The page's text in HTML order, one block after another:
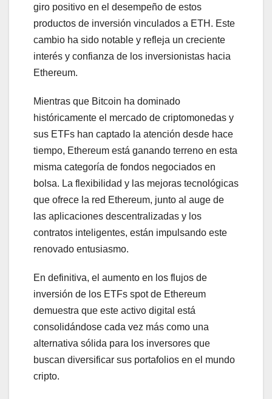
giro positivo en el desempeño de estos
productos de inversión vinculados a ETH. Este
cambio ha sido notable y refleja un creciente
interés y confianza de los inversionistas hacia
Ethereum.
Mientras que Bitcoin ha dominado
históricamente el mercado de criptomonedas y
sus ETFs han captado la atención desde hace
tiempo, Ethereum está ganando terreno en esta
misma categoría de fondos negociados en
bolsa. La flexibilidad y las mejoras tecnológicas
que ofrece la red Ethereum, junto al auge de
las aplicaciones descentralizadas y los
contratos inteligentes, están impulsando este
renovado entusiasmo.
En definitiva, el aumento en los flujos de
inversión de los ETFs spot de Ethereum
demuestra que este activo digital está
consolidándose cada vez más como una
alternativa sólida para los inversores que
buscan diversificar sus portafolios en el mundo
cripto.